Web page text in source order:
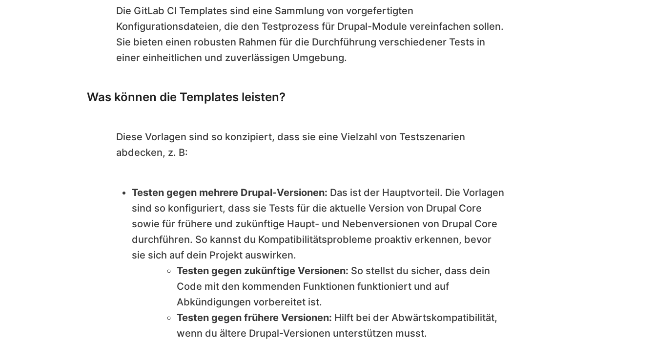
Die GitLab CI Templates sind eine Sammlung von vorgefertigten
Konfigurationsdateien, die den Testprozess für Drupal-Module vereinfachen sollen.
Sie bieten einen robusten Rahmen für die Durchführung verschiedener Tests in
einer einheitlichen und zuverlässigen Umgebung.
Was können die Templates leisten?
Diese Vorlagen sind so konzipiert, dass sie eine Vielzahl von Testszenarien
abdecken, z. B:
Testen gegen mehrere Drupal-Versionen: Das ist der Hauptvorteil. Die Vorlagen
sind so konfiguriert, dass sie Tests für die aktuelle Version von Drupal Core
sowie für frühere und zukünftige Haupt- und Nebenversionen von Drupal Core
durchführen. So kannst du Kompatibilitätsprobleme proaktiv erkennen, bevor
sie sich auf dein Projekt auswirken.
Testen gegen zukünftige Versionen: So stellst du sicher, dass dein
Code mit den kommenden Funktionen funktioniert und auf
Abkündigungen vorbereitet ist.
Testen gegen frühere Versionen: Hilft bei der Abwärtskompatibilität,
wenn du ältere Drupal-Versionen unterstützen musst.